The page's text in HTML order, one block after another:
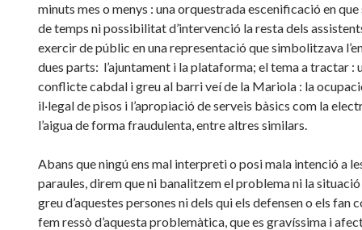
minuts mes o menys : una orquestrada escenificació en
de temps ni possibilitat d’intervenció la resta dels
exercir de públic en una representació que simbolitzava
dues parts: l’ajuntament i la plataforma; el tema a tractar :
conflicte cabdal i greu al barri veí de la Mariola : la
il·legal de pisos i l’apropiació de serveis bàsics com la
l’aigua de forma fraudulenta, entre altres similars.
Abans que ningú ens mal interpreti o posi mala intenció a
paraules, direm que ni banalitzem el problema ni la
greu d’aquestes persones ni dels qui els defensen o els fan
fem ressò d’aquesta problemàtica, que es gravíssima i